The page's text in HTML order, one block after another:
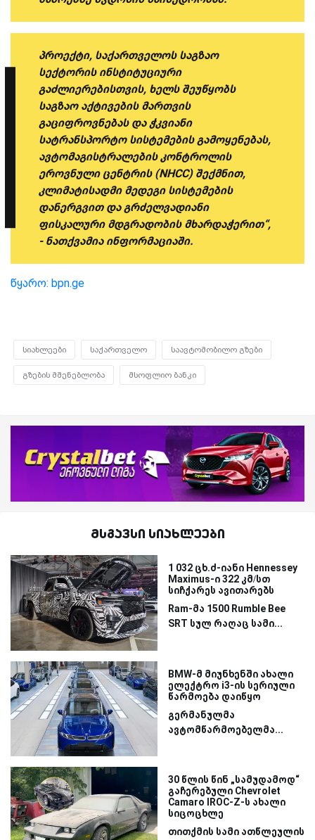
პროექტი, საქართველოს საგზაო
სექტორის ინსტიტუციური
გაძლიერებისთვის, ხელს შეუწყობს
საგზაო აქტივების მართვის
გაციფროვნებას და ჭკვიანი
სატრანსპორტო სისტემების გამოყენებას,
ავტომაგისტრალების კონტროლის
ეროვნული ცენტრის (NHCC) შექმნით,
კლიმატისადმი მედეგი სისტემების
დანერგვით და გრძელვადიანი
ფისკალური მდგრადობის მხარდაჭერით“,
- ნათქვამია ინფორმაციაში.
წყარო: bpn.ge
სიახლეები საქართველო საავტომობილო გზები
გზების მშენებლობა მსოფლიო ბანკი
მსგავსი სიახლეები
1 032 ცხ.ძ-იანი Hennessey
Maximus-ი 322 კმ/სთ
სიჩქარეს ავითარებს
Ram-მა 1500 Rumble Bee
SRT სულ რაღაც სამი...
BMW-მ მიუნხენში ახალი
ელექტრო i3-ის სერიული
წარმოება დაიწყო
გერმანულმა
ავტომწარმოებელმა...
30 წლის წინ „სამუდამოდ“
გაჩერებული Chevrolet
Camaro IROC-Z-ს ახალი
სიცოცხლე
თითქმის სამი ათწლეულის